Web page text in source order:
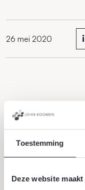
Toestemming
Deze website
26 mei 2020
Meer actueel